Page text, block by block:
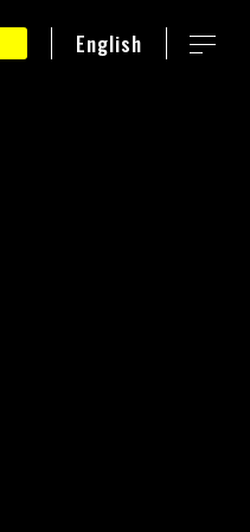
English